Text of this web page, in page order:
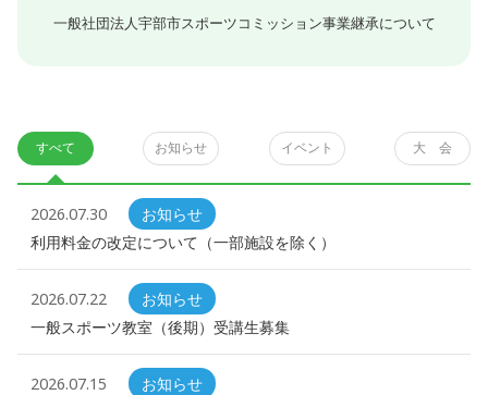
一般社団法人宇部市スポーツコミッション事業継承について
すべて お知らせ イベント 大 会
2026.07.30
お知らせ
利用料金の改定について（一部施設を除く）
2026.07.22
お知らせ
一般スポーツ教室（後期）受講生募集
2026.07.15
お知らせ